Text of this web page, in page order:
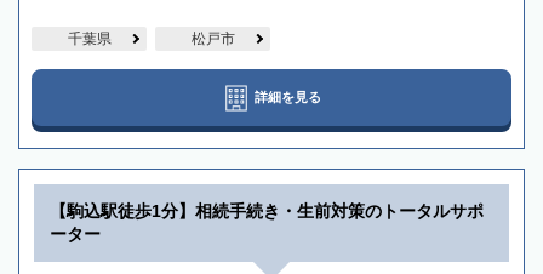
千葉県 松戸市
詳細を見る
【駒込駅徒歩1分】相続手続き・生前対策のトータルサポ
ーター